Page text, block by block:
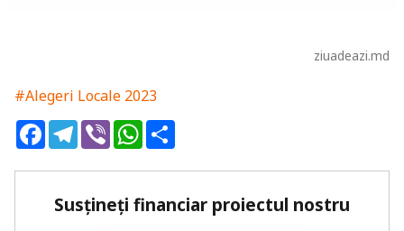
ziuadeazi.md
#Alegeri Locale 2023
FacebookTelegram
ViberWhatsApp
Susțineți financiar proiectul nostru